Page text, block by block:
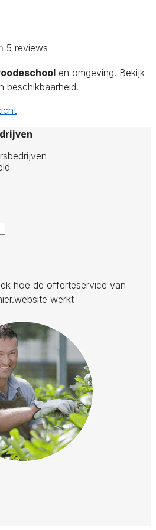
5 reviews
en omgeving. Bekijk
beschikbaarheid.
hoe de offerteservice van
werkt